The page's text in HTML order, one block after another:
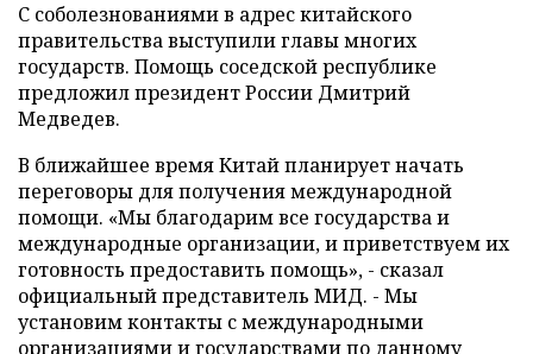
С соболезнованиями в адрес китайского
правительства выступили главы многих
государств. Помощь соседской республике
предложил президент России Дмитрий
Медведев.
В ближайшее время Китай планирует начать
переговоры для получения международной
помощи. «Мы благодарим все государства и
международные организации, и приветствуем их
готовность предоставить помощь», - сказал
официальный представитель МИД. - Мы
установим контакты с международными
организациями и государствами по данному